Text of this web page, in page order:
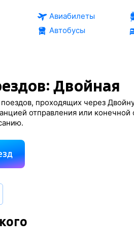
Авиабилеты
Автобусы
Двойная
проходящих через
отправления или